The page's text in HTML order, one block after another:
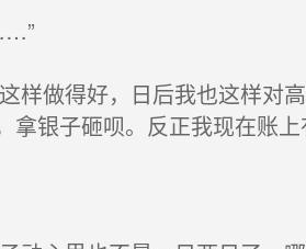
样做得好，日后我也这样对
银子砸呗。反正我现在账上